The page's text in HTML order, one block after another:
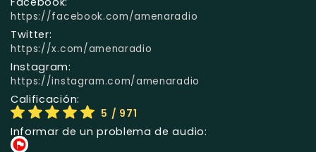
https://facebook.com/amenaradio
Twitter:
https://x.com/amenaradio
Instagram:
https://instagram.com/amenaradio
Calificación:
5 / 971
Informar de un problema de audio: